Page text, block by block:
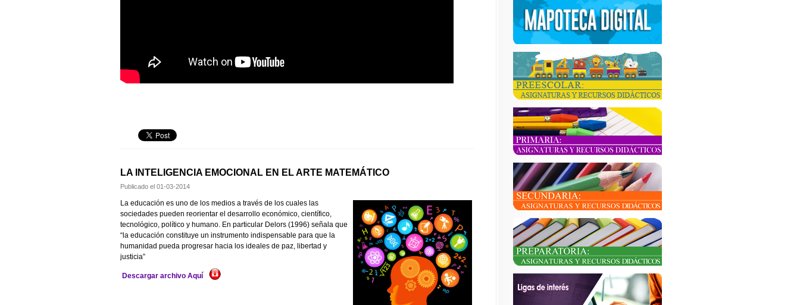
LA INTELIGENCIA EMOCIONAL EN EL ARTE MATEMÁTICO
Publicado el 01-03-2014
La educación es uno de los medios a través de los cuales las
sociedades pueden reorientar el desarrollo económico, científico,
tecnológico, político y humano. En particular Delors (1996) señala que
“la educación constituye un instrumento indispensable para que la
humanidad pueda progresar hacia los ideales de paz, libertad y
justicia”
Descargar archivo Aquí